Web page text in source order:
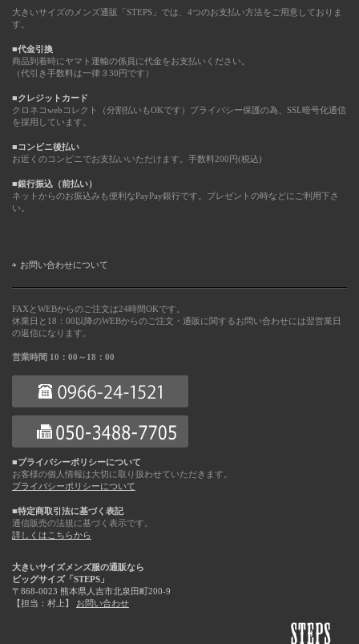
大きいサイズのメンズ通販「STEPS」では、4つのお支払い方法をご用意しておりま
す。
■代金引換
商品到着時にヤマト運輸の係員に代金をお支払いください。
（代引き手数料は一律３30円です）
■クレジットカード
クロネコwebコレクト（分割払いもOKです）プライバシー保護の為、SSL暗号化通信
を採用しています。
■コンビニ後払い
お近くのコンビニでお支払いいただけます。手数料200円(税込)
■銀行振込（前払い）
ネットからのお振込みも便利なPayPay銀行です。プレゼントの時などにご利用下さ
い。
お問い合わせについて
FAXとWEBからのご注文は24時間OKです。
休業日と18：00以降のWEBからのご注文・通販に関するお問い合わせには翌営業日
の返信になります。
営業時間 10：00～18：00
■プライバシーポリシーについて
お客様の個人情報は大切に取り扱わせていただきます。
プライバシーポリシーについて
■特定商取引法に基づく表記
通信販売の法規に基づく表示です。
詳しくはこちらから
大きいサイズメンズ服の通販なら
ビッグサイズ「STEPS」
〒868-0023 熊本県人吉市北泉田町200-9
【担当：村上】 お問い合わせ